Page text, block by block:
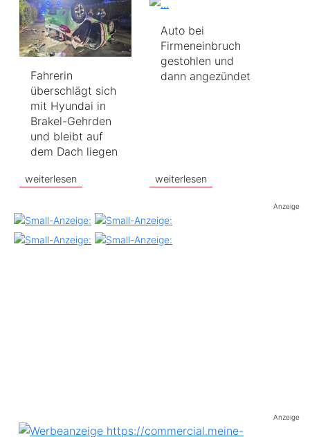
Fahrerin
überschlägt sich
mit Hyundai in
Brakel-Gehrden
und bleibt auf
dem Dach liegen
weiterlesen
Auto bei
Firmeneinbruch
gestohlen und
dann angezündet
weiterlesen
Anzeige
Anzeige